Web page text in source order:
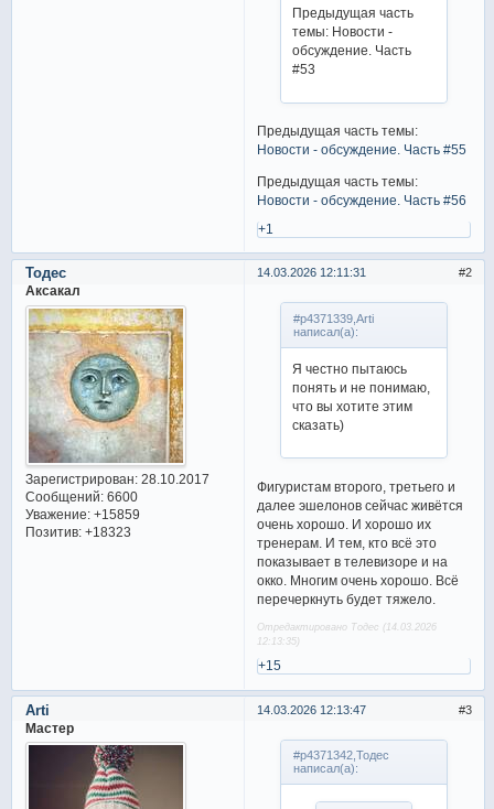
Предыдущая часть
темы: Новости -
обсуждение. Часть
#53
Предыдущая часть темы:
Новости - обсуждение. Часть #55
Предыдущая часть темы:
Новости - обсуждение. Часть #56
+1
2
14.03.2026 12:11:31
Тодес
Аксакал
Зарегистрирован: 28.10.2017
Сообщений:6600
Уважение: +15859
Позитив: +18323
#p4371339,Arti
написал(а):
Я честно пытаюсь
понять и не понимаю,
что вы хотите этим
сказать)
Фигуристам второго, третьего и
далее эшелонов сейчас живётся
очень хорошо. И хорошо их
тренерам. И тем, кто всё это
показывает в телевизоре и на
окко. Многим очень хорошо. Всё
перечеркнуть будет тяжело.
Отредактировано Тодес (14.03.2026
12:13:35)
+15
3
14.03.2026 12:13:47
Arti
Мастер
#p4371342,Тодес
написал(а):